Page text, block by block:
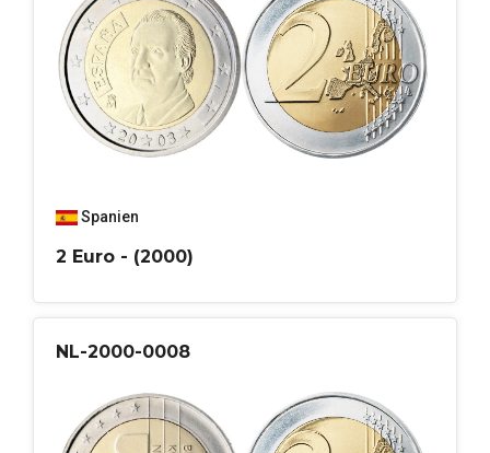
Spanien
2 Euro - (2000)
NL-2000-0008